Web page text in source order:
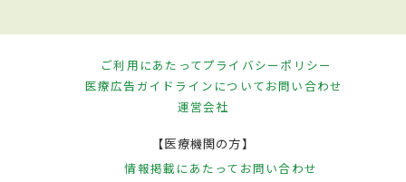
ご利用にあたってプライバシーポリシー
医療広告ガイドラインについてお問い合わせ
運営会社
【医療機関の方】
情報掲載にあたって お問い合わせ